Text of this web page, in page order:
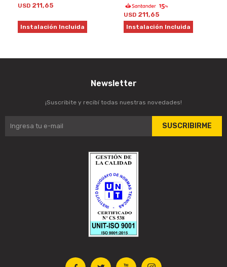
USD 211,65
Instalación Incluida
USD 211,65
Instalación Incluida
Newsletter
¡Suscribite y recibí todas nuestras novedades!
SUSCRIBIRME